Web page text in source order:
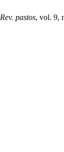
Rev. pastos, vol. 9,